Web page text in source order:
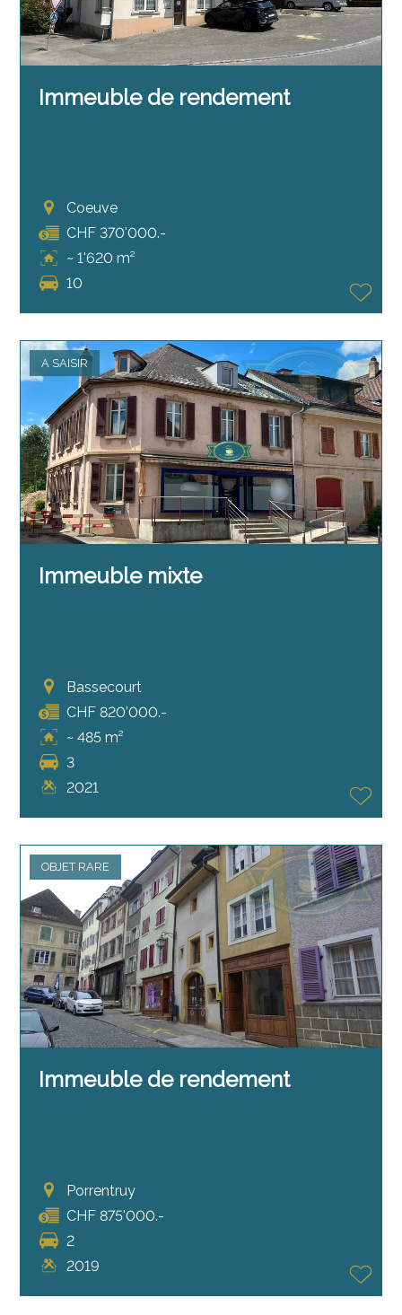
Immeuble de rendement
Coeuve
CHF 370'000.-
~ 1'620 m²
10
A SAISIR
Immeuble mixte
Bassecourt
CHF 820'000.-
~ 485 m²
3
2021
OBJET RARE
Immeuble de rendement
Porrentruy
CHF 875'000.-
2
2019